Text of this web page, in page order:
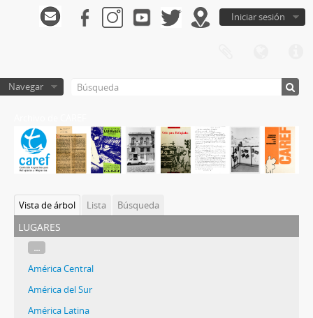
Iniciar sesión
Navegar
Vista de árbol Lista Búsqueda
lugares
...
América Central
América del Sur
América Latina